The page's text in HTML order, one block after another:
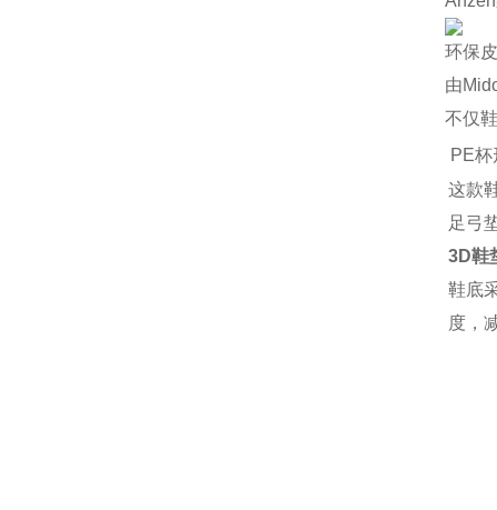
环保
由
不仅
PE
这款
足弓
3D鞋
鞋底
度，